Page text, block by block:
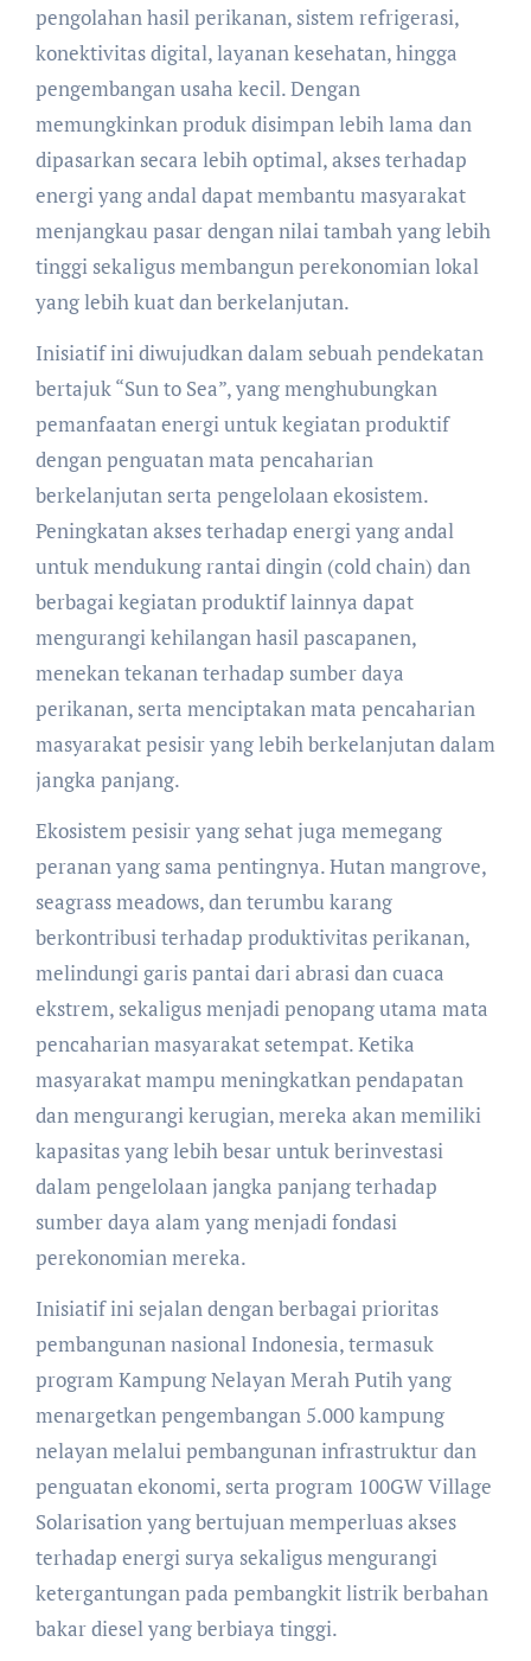
pengolahan hasil perikanan, sistem refrigerasi,
konektivitas digital, layanan kesehatan, hingga
pengembangan usaha kecil. Dengan
memungkinkan produk disimpan lebih lama dan
dipasarkan secara lebih optimal, akses terhadap
energi yang andal dapat membantu masyarakat
menjangkau pasar dengan nilai tambah yang lebih
tinggi sekaligus membangun perekonomian lokal
yang lebih kuat dan berkelanjutan.
Inisiatif ini diwujudkan dalam sebuah pendekatan
bertajuk “Sun to Sea”, yang menghubungkan
pemanfaatan energi untuk kegiatan produktif
dengan penguatan mata pencaharian
berkelanjutan serta pengelolaan ekosistem.
Peningkatan akses terhadap energi yang andal
untuk mendukung rantai dingin (cold chain) dan
berbagai kegiatan produktif lainnya dapat
mengurangi kehilangan hasil pascapanen,
menekan tekanan terhadap sumber daya
perikanan, serta menciptakan mata pencaharian
masyarakat pesisir yang lebih berkelanjutan dalam
jangka panjang.
Ekosistem pesisir yang sehat juga memegang
peranan yang sama pentingnya. Hutan mangrove,
seagrass meadows, dan terumbu karang
berkontribusi terhadap produktivitas perikanan,
melindungi garis pantai dari abrasi dan cuaca
ekstrem, sekaligus menjadi penopang utama mata
pencaharian masyarakat setempat. Ketika
masyarakat mampu meningkatkan pendapatan
dan mengurangi kerugian, mereka akan memiliki
kapasitas yang lebih besar untuk berinvestasi
dalam pengelolaan jangka panjang terhadap
sumber daya alam yang menjadi fondasi
perekonomian mereka.
Inisiatif ini sejalan dengan berbagai prioritas
pembangunan nasional Indonesia, termasuk
program Kampung Nelayan Merah Putih yang
menargetkan pengembangan 5.000 kampung
nelayan melalui pembangunan infrastruktur dan
penguatan ekonomi, serta program 100GW Village
Solarisation yang bertujuan memperluas akses
terhadap energi surya sekaligus mengurangi
ketergantungan pada pembangkit listrik berbahan
bakar diesel yang berbiaya tinggi.